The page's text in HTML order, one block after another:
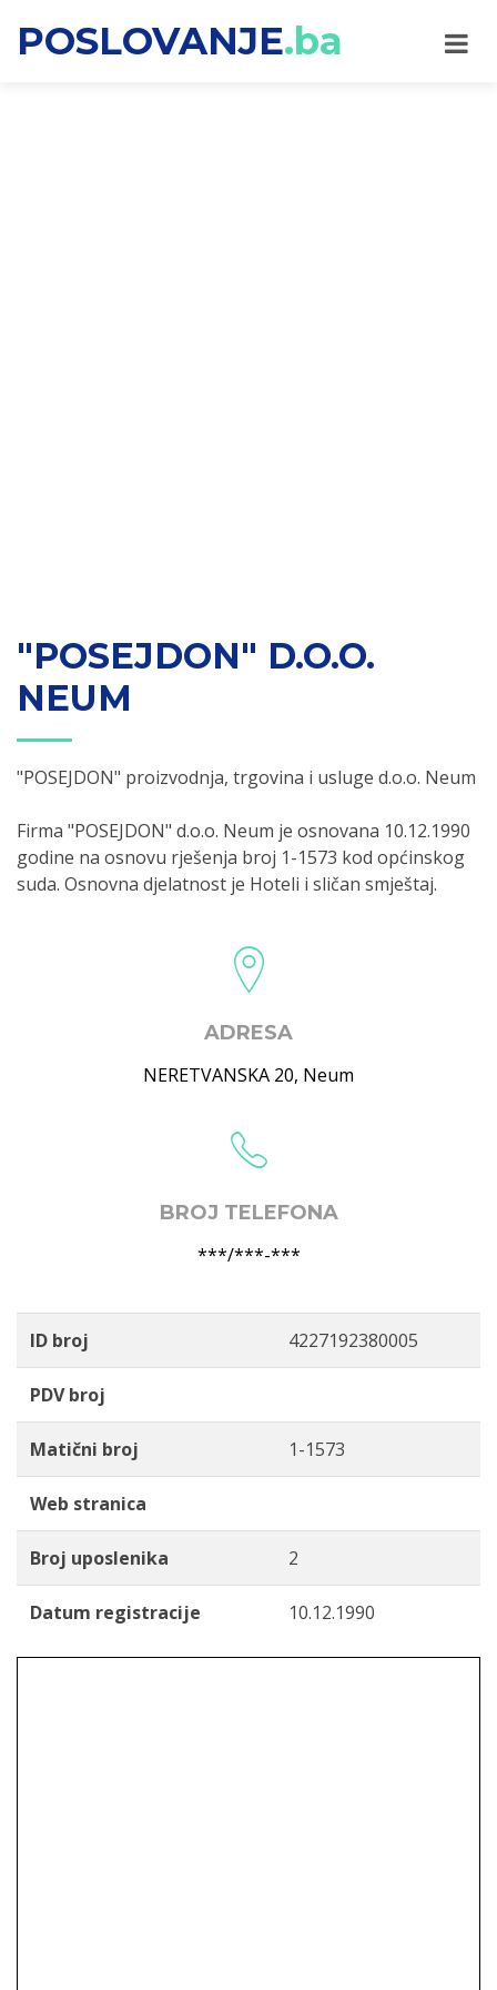
POSLOVANJE.ba
"POSEJDON" D.O.O.
NEUM
"POSEJDON" proizvodnja, trgovina i usluge d.o.o. Neum
Firma "POSEJDON" d.o.o. Neum je osnovana 10.12.1990
godine na osnovu rješenja broj 1-1573 kod općinskog
suda. Osnovna djelatnost je Hoteli i sličan smještaj.
ADRESA
NERETVANSKA 20, Neum
BROJ TELEFONA
***/***-***
ID broj 4227192380005
PDV broj
Matični broj 1-1573
Web stranica
Broj uposlenika 2
Datum registracije 10.12.1990